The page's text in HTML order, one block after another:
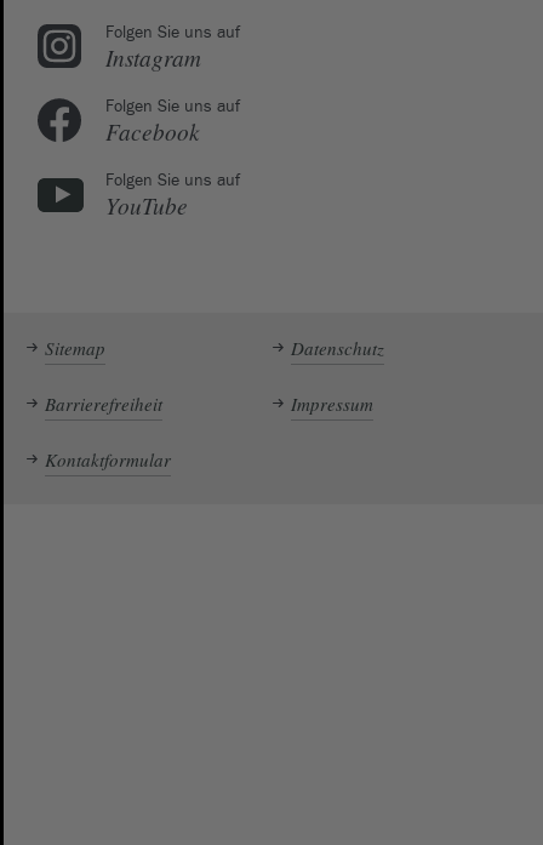
Folgen Sie uns auf
Instagram
Folgen Sie uns auf
Facebook
Folgen Sie uns auf
YouTube
Sitemap Datenschutz
Barrierefreiheit Impressum
Kontaktformular